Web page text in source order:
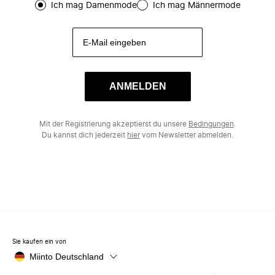
Ich mag Damenmode Ich mag Männermode
ANMELDEN
Mit der Registrierung akzeptierst du unsere Bedingungen
Du kannst dich jederzeit hiervom Newsletter abmelden.
Sie kaufen ein von
Miinto Deutschland